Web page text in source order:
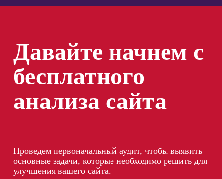
Давайте начнем с
бесплатного
анализа сайта
Проведем первоначальный аудит, чтобы выявить
основные задачи, которые необходимо решить для
улучшения вашего сайта.